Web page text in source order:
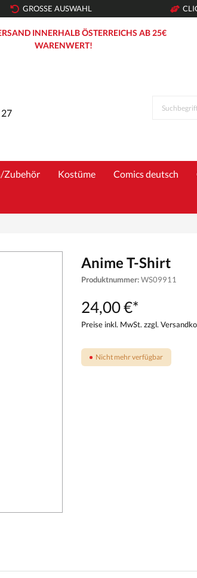
GROSSE AUSWAHL
INNERHALB ÖSTERREICHS AB 25€
WARENWERT!
Zubehör Kostüme Comics deutsch
Anime T-Shirt
Produktnummer:WS09911
24,00 €*
Preise inkl. MwSt. zzgl.
Nicht mehr verfügbar